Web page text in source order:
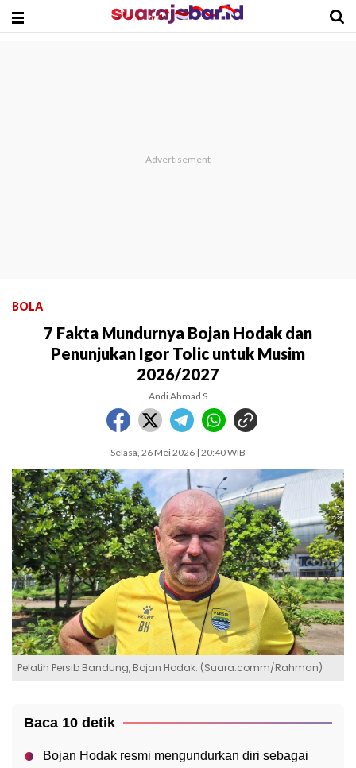
BOLA
7 Fakta Mundurnya Bojan Hodak dan
Penunjukan Igor Tolic untuk Musim
2026/2027
Andi Ahmad S
Selasa, 26 Mei 2026 | 20:40 WIB
Pelatih Persib Bandung, Bojan Hodak. (Suara.comm/Rahman)
Baca 10 detik
Bojan Hodak resmi mengundurkan diri sebagai